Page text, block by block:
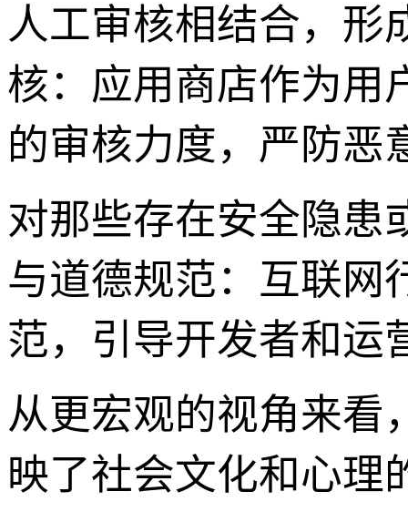
人工审核相结合，形
核：应用商店作为用
的审核力度，严防恶
对那些存在安全隐患
与道德规范：互联网
范，引导开发者和运
从更宏观的视角来看
映了社会文化和心理